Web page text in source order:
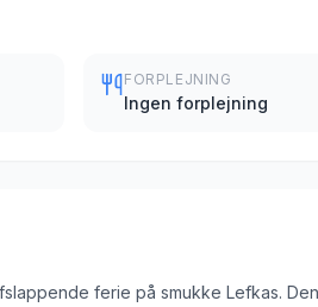
FORPLEJNING
Ingen forplejning
ferie på smukke Lefkas. Den